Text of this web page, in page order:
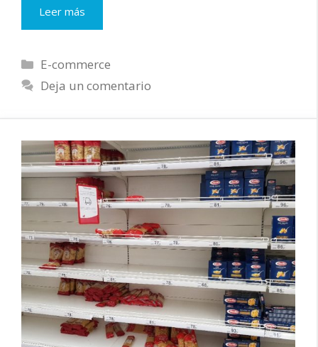
Leer más
Cómo
mejores
ofertas
Categorías
E-commerce
Deja un comentario